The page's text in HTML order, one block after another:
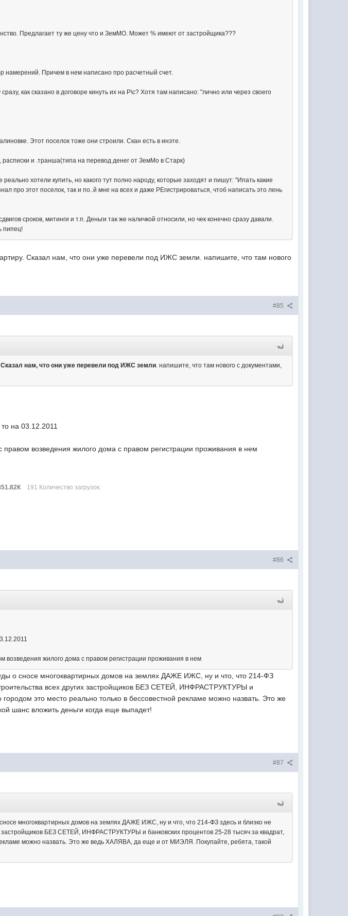
Предлагает ту же цену что и ЗемМО. Может % имеют от застройщика???
намерений. Причем в нем написано про расчетный счет.
как сказано в договоре кинуть их на Р\с? Хотя там написано: "лично или через своего
Этот поселок тоже они строили. Скан есть в инэте.
и .транша(типа на перевод денег от ЗемМо в Старк)
хотели купить, но какого тут полно народу, которые заходят и пишут: "Ипать какие
про этот поселок, так и по..й мне на всех и даже РЕгистрироваться, чтоб написать это лень
сроков, митинги и т.п. Деньги так же наличкой относили, но чек конечно сразу давали.
пипец!
Сказал нам, что они уже перевели под ИЖС земли. напишите, что там нового
#85
Сказал нам, что они уже перевели под ИЖС земли. напишите, что там нового с документами,
на 03.12.2011
правом возведения жилого дома с правом регистрации проживания в нем
191 Количество загрузок:
#86
возведения жилого дома с правом регистрации проживания в нем
о сносе многоквартирных домов на землях ДАЖЕ ИЖС, ну и что, что 214-ФЗ
всех других застройщиков БЕЗ СЕТЕЙ, ИНФРАСТРУКТУРЫ и
городом это место реально только в бессовестной рекламе можно назвать. Это же
шанс вложить деньги когда еще выпадет!
#87
многоквартирных домов на землях ДАЖЕ ИЖС, ну и что, что 214-ФЗ здесь и близко не
застройщиков БЕЗ СЕТЕЙ, ИНФРАСТРУКТУРЫ и банковских процентов 25-28 тысяч за квадрат,
можно назвать. Это же ведь ХАЛЯВА, да еще и от МИЭЛЯ. Покупайте, ребята, такой